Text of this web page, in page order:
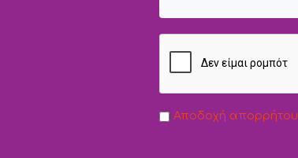
Αποδοχή απορρήτου